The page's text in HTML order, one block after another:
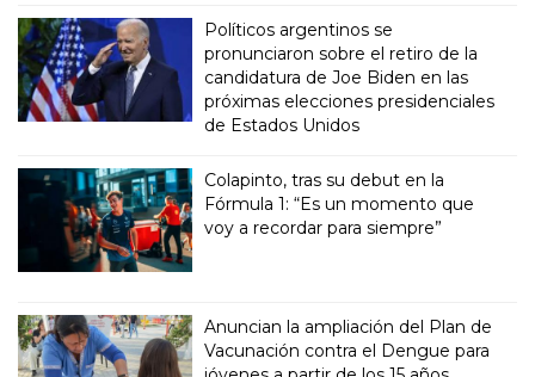
Políticos argentinos se
pronunciaron sobre el retiro de la
candidatura de Joe Biden en las
próximas elecciones presidenciales
de Estados Unidos
Colapinto, tras su debut en la
Fórmula 1: “Es un momento que
voy a recordar para siempre”
Anuncian la ampliación del Plan de
Vacunación contra el Dengue para